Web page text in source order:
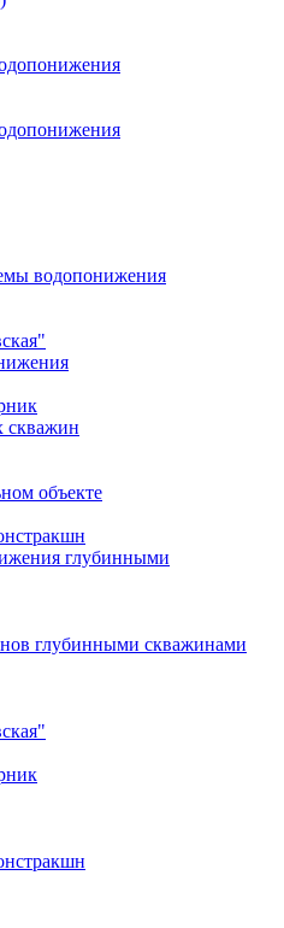
водопонижения
скважин
объекте
глубинными
глубинными скважинами